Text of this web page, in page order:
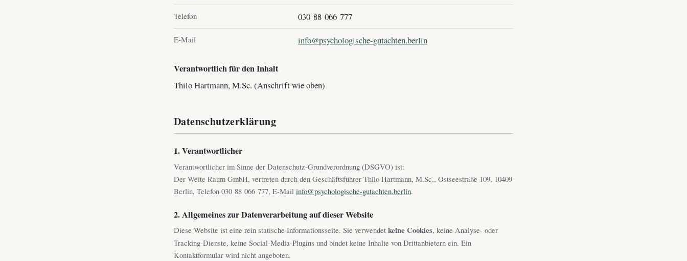
Telefon 030 88 066 777
E-Mail info@psychologische-gutachten.berlin
Verantwortlich für den Inhalt
Thilo Hartmann, M.Sc. (Anschrift wie oben)
Datenschutzerklärung
1. Verantwortlicher
Verantwortlicher im Sinne der Datenschutz-Grundverordnung (DSGVO) ist:
Der Weite Raum GmbH, vertreten durch den Geschäftsführer Thilo Hartmann, M.Sc., Ostseestraße 109, 10409
Berlin, Telefon 030 88 066 777, E-Mail info@psychologische-gutachten.berlin.
2. Allgemeines zur Datenverarbeitung auf dieser Website
Diese Website ist eine rein statische Informationsseite. Sie verwendet keine Cookies, keine Analyse- oder
Tracking-Dienste, keine Social-Media-Plugins und bindet keine Inhalte von Drittanbietern ein. Ein
Kontaktformular wird nicht angeboten.